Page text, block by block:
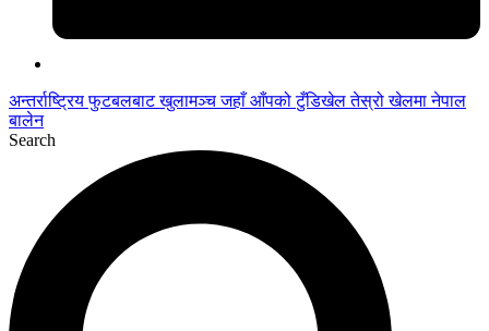
अन्तर्राष्ट्रिय फुटबलबाट खुलामञ्च जहाँ आँपको टुँडिखेल तेस्रो खेलमा नेपाल
बालेन
Search